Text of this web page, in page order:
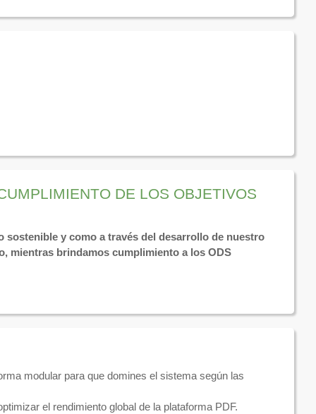
DE LOS OBJETIVOS
y como a través del desarrollo de nuestro
mientras brindamos cumplimiento a los ODS
modular para que domines el sistema según las
el rendimiento global de la plataforma PDF.